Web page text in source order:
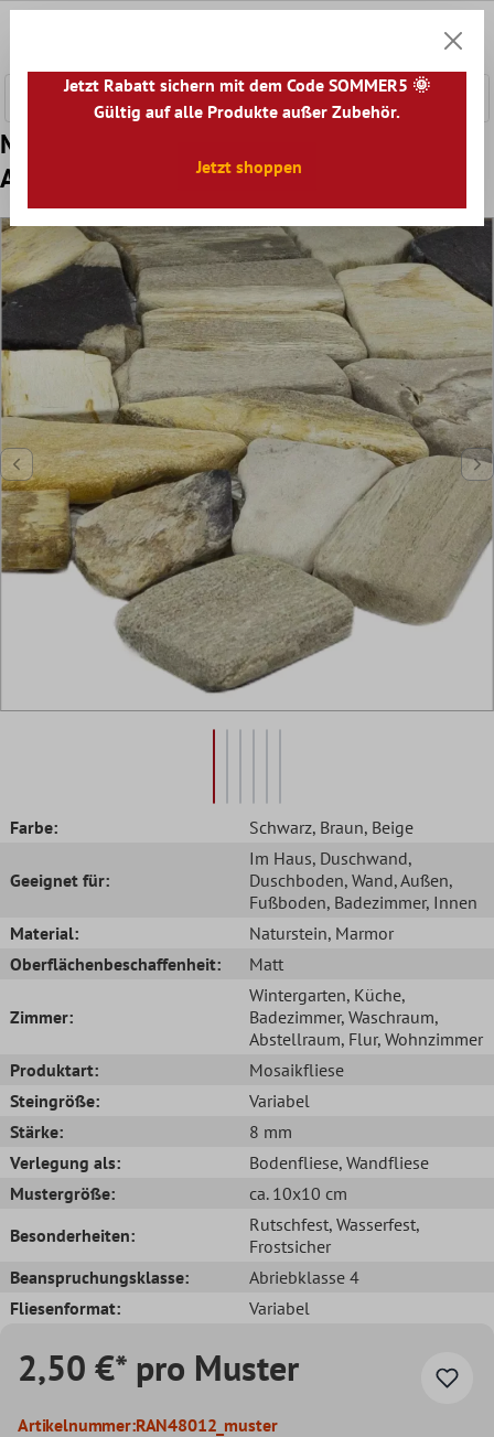
Muster von Mosaikfliesen Marmor Bruch
Antik Oak
Farbe: Schwarz, Braun, Beige
Geeignet für:
Im Haus, Duschwand,
Duschboden, Wand, Außen,
Fußboden, Badezimmer, Innen
Material:
Naturstein, Marmor
Oberflächenbeschaffenheit:
Matt
Zimmer:
Wintergarten, Küche,
Badezimmer, Waschraum,
Abstellraum, Flur, Wohnzimmer
Produktart:
Mosaikfliese
Steingröße:
Variabel
Stärke:
8 mm
Verlegung als:
Bodenfliese, Wandfliese
Mustergröße:
ca. 10x10 cm
Besonderheiten:
Rutschfest, Wasserfest,
Frostsicher
Beanspruchungsklasse:
Abriebklasse 4
Fliesenformat:
Variabel
2,50 €* pro Muster
Artikelnummer:RAN48012_muster
Jetzt Rabatt sichern mit dem Code SOMMER5 🌞
Gültig auf alle Produkte außer Zubehör.
Jetzt shoppen